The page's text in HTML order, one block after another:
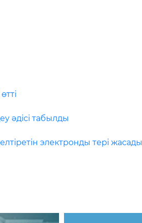
әдісі табылды
электронды тері жасады